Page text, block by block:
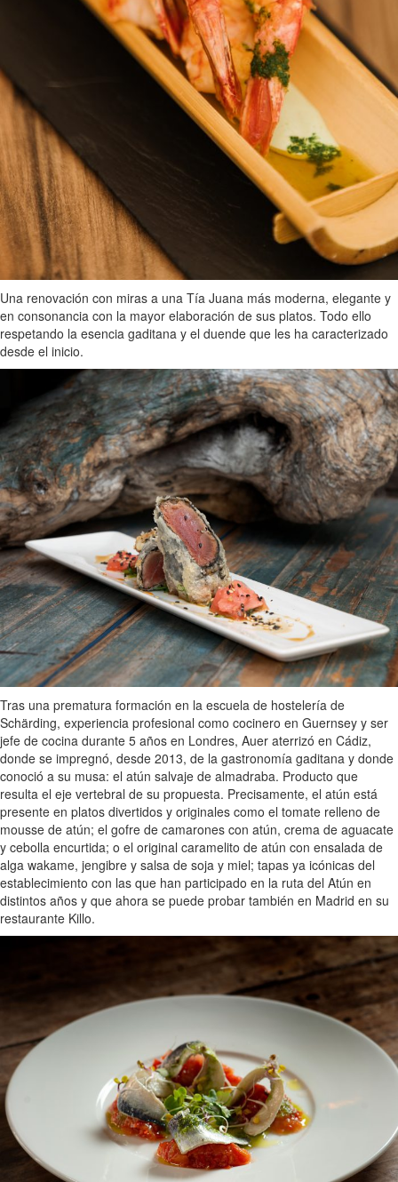
Una renovación con miras a una Tía Juana más moderna, elegante y
en consonancia con la mayor elaboración de sus platos. Todo ello
respetando la esencia gaditana y el duende que les ha caracterizado
desde el inicio.
Tras una prematura formación en la escuela de hostelería de
Schärding, experiencia profesional como cocinero en Guernsey y ser
jefe de cocina durante 5 años en Londres, Auer aterrizó en Cádiz,
donde se impregnó, desde 2013, de la gastronomía gaditana y donde
conoció a su musa: el atún salvaje de almadraba. Producto que
resulta el eje vertebral de su propuesta. Precisamente, el atún está
presente en platos divertidos y originales como el tomate relleno de
mousse de atún; el gofre de camarones con atún, crema de aguacate
y cebolla encurtida; o el original caramelito de atún con ensalada de
alga wakame, jengibre y salsa de soja y miel; tapas ya icónicas del
establecimiento con las que han participado en la ruta del Atún en
distintos años y que ahora se puede probar también en Madrid en su
restaurante Killo.